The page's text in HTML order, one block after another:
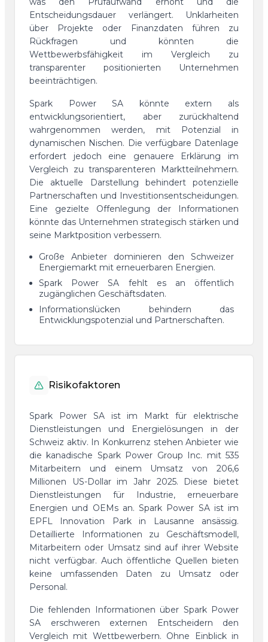
Entscheidungsdauer verlängert. Unklarheiten
über Projekte oder Finanzdaten führen zu
Rückfragen und könnten die
Wettbewerbsfähigkeit im Vergleich zu
transparenter positionierten Unternehmen
beeinträchtigen.
Spark Power SA könnte extern als
entwicklungsorientiert, aber zurückhaltend
wahrgenommen werden, mit Potenzial in
dynamischen Nischen. Die verfügbare Datenlage
erfordert jedoch eine genauere Erklärung im
Vergleich zu transparenteren Marktteilnehmern.
Die aktuelle Darstellung behindert potenzielle
Partnerschaften und Investitionsentscheidungen.
Eine gezielte Offenlegung der Informationen
könnte das Unternehmen strategisch stärken und
seine Marktposition verbessern.
Große Anbieter dominieren den Schweizer
Energiemarkt mit erneuerbaren Energien.
Spark Power SA fehlt es an öffentlich
zugänglichen Geschäftsdaten.
Informationslücken behindern das
Entwicklungspotenzial und Partnerschaften.
Risikofaktoren
Spark Power SA ist im Markt für elektrische
Dienstleistungen und Energielösungen in der
Schweiz aktiv. In Konkurrenz stehen Anbieter wie
die kanadische Spark Power Group Inc. mit 535
Mitarbeitern und einem Umsatz von 206,6
Millionen US-Dollar im Jahr 2025. Diese bietet
Dienstleistungen für Industrie, erneuerbare
Energien und OEMs an. Spark Power SA ist im
EPFL Innovation Park in Lausanne ansässig.
Detaillierte Informationen zu Geschäftsmodell,
Mitarbeitern oder Umsatz sind auf ihrer Website
nicht verfügbar. Auch öffentliche Quellen bieten
keine umfassenden Daten zu Umsatz oder
Personal.
Die fehlenden Informationen über Spark Power
SA erschweren externen Entscheidern den
Vergleich mit Wettbewerbern. Ohne Einblick in